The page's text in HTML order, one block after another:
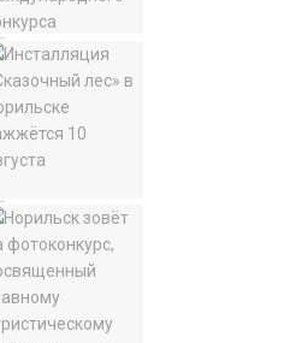
на
Дудинке
на
WATERS
со